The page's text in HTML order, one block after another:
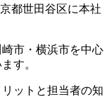
都世田谷区に本社
市・横浜市を中心
す。
ットと担当者の知